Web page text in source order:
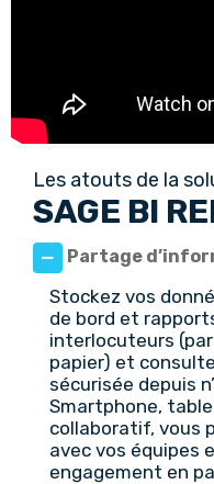
Les atouts de la
SAGE BI
Partage
Stockez vos
de bord et
interlocuteurs
papier) et
sécurisée depuis
Smartphone,
collaboratif, vous
avec vos équipes
engagement en